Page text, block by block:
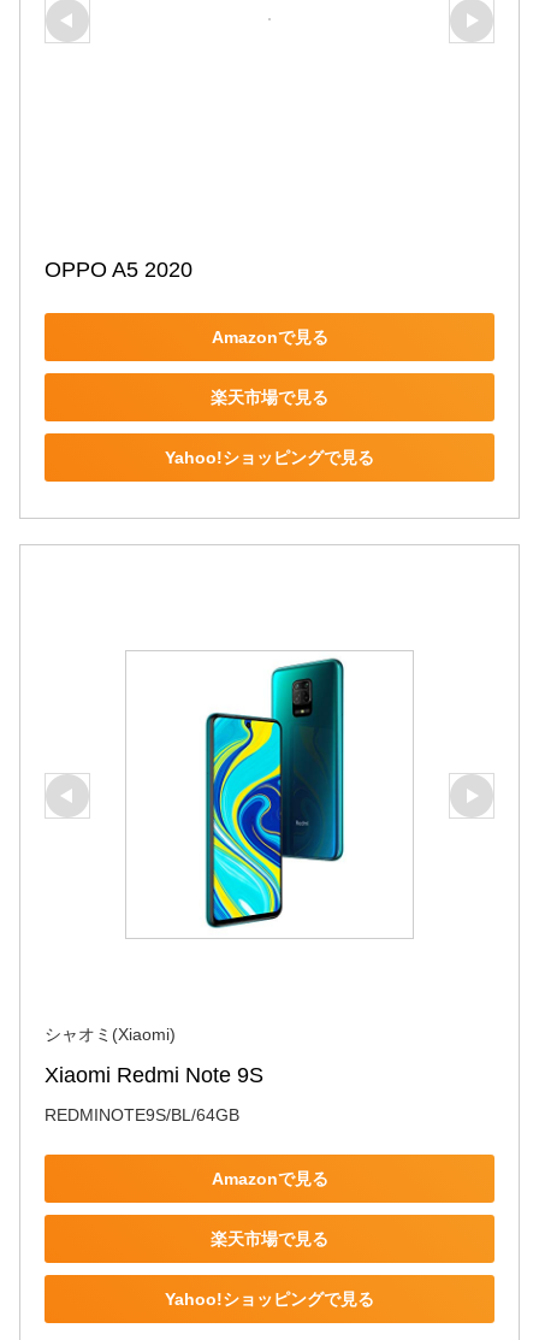
OPPO A5 2020
Amazonで見る
楽天市場で見る
Yahoo!ショッピングで見る
シャオミ(Xiaomi)
Xiaomi Redmi Note 9S
REDMINOTE9S/BL/64GB
Amazonで見る
楽天市場で見る
Yahoo!ショッピングで見る